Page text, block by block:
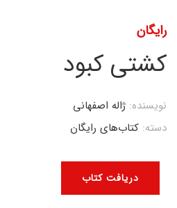
رایگان
کشتی کبود
دریافت کتاب
نویسنده: ژاله اصفهانی
دسته: کتاب‌های رایگان